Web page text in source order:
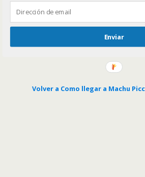
Enviar
Volver a Como llegar a Machu